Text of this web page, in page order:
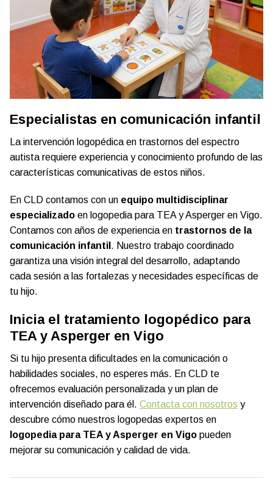
Especialistas en comunicación infantil
La intervención logopédica en trastornos del espectro
autista requiere experiencia y conocimiento profundo de las
características comunicativas de estos niños.
En CLD contamos con un equipo multidisciplinar
especializado en logopedia para TEA y Asperger en Vigo.
Contamos con años de experiencia en trastornos de la
comunicación infantil . Nuestro trabajo coordinado
garantiza una visión integral del desarrollo, adaptando
cada sesión a las fortalezas y necesidades específicas de
tu hijo.
Inicia el tratamiento logopédico para
TEA y Asperger en Vigo
Si tu hijo presenta dificultades en la comunicación o
habilidades sociales, no esperes más. En CLD te
ofrecemos evaluación personalizada y un plan de
intervención diseñado para él. Contacta con nosotros y
descubre cómo nuestros logopedas expertos en
logopedia para TEA y Asperger en Vigo pueden
mejorar su comunicación y calidad de vida.